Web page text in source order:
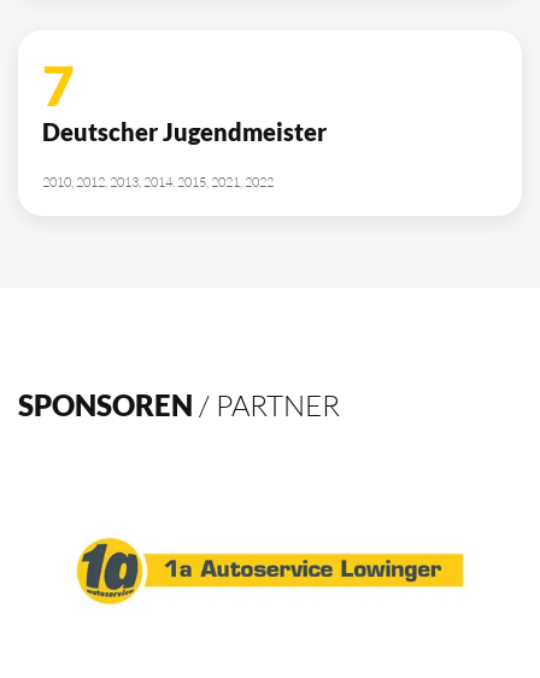
7
Deutscher Jugendmeister
2010, 2012, 2013, 2014, 2015, 2021, 2022
SPONSOREN / PARTNER